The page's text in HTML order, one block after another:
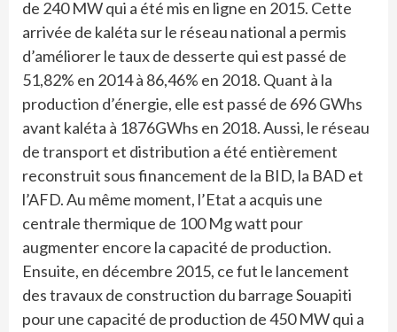
de 240 MW qui a été mis en ligne en 2015. Cette
arrivée de kaléta sur le réseau national a permis
d’améliorer le taux de desserte qui est passé de
51,82% en 2014 à 86,46% en 2018. Quant à la
production d’énergie, elle est passé de 696 GWhs
avant kaléta à 1876GWhs en 2018. Aussi, le réseau
de transport et distribution a été entièrement
reconstruit sous financement de la BID, la BAD et
l’AFD. Au même moment, l’Etat a acquis une
centrale thermique de 100 Mg watt pour
augmenter encore la capacité de production.
Ensuite, en décembre 2015, ce fut le lancement
des travaux de construction du barrage Souapiti
pour une capacité de production de 450 MW qui a